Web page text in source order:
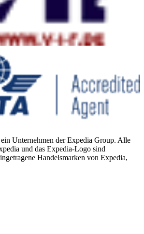
Unternehmen der Expedia Group. Alle
und das Expedia-Logo sind
Handelsmarken von Expedia,